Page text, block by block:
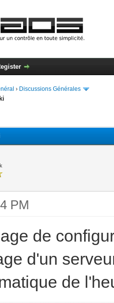
› Discussions Générales
PM
de
d'un
de